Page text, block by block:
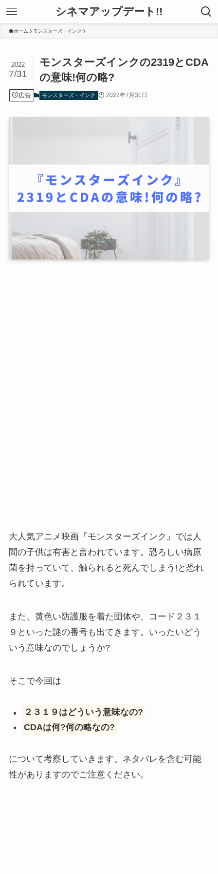
シネマアップデート!!
ホーム モンスターズ・インク
モンスターズインクの2319とCDA
の意味!何の略?
2022
7/31
広告 モンスターズ・インク 2022年7月31日
大人気アニメ映画『モンスターズインク』では人
間の子供は有害と言われています。恐ろしい病原
菌を持っていて、触られると死んでしまう!と恐れ
られています。
また、黄色い防護服を着た団体や、コード２３１
９といった謎の番号も出てきます。いったいどう
いう意味なのでしょうか?
そこで今回は
２３１９はどういう意味なの?
CDAは何?何の略なの?
について考察していきます。ネタバレを含む可能
性がありますのでご注意ください。